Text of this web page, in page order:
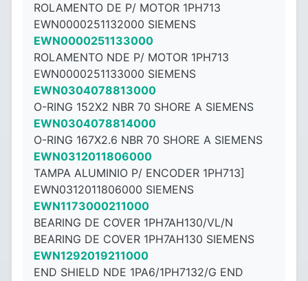
ROLAMENTO DE P/ MOTOR 1PH713
EWN0000251132000 SIEMENS
EWN0000251133000
ROLAMENTO NDE P/ MOTOR 1PH713
EWN0000251133000 SIEMENS
EWN0304078813000
O-RING 152X2 NBR 70 SHORE A SIEMENS
EWN0304078814000
O-RING 167X2.6 NBR 70 SHORE A SIEMENS
EWN0312011806000
TAMPA ALUMINIO P/ ENCODER 1PH713]
EWN0312011806000 SIEMENS
EWN1173000211000
BEARING DE COVER 1PH7AH130/VL/N
BEARING DE COVER 1PH7AH130 SIEMENS
EWN1292019211000
END SHIELD NDE 1PA6/1PH7132/G END